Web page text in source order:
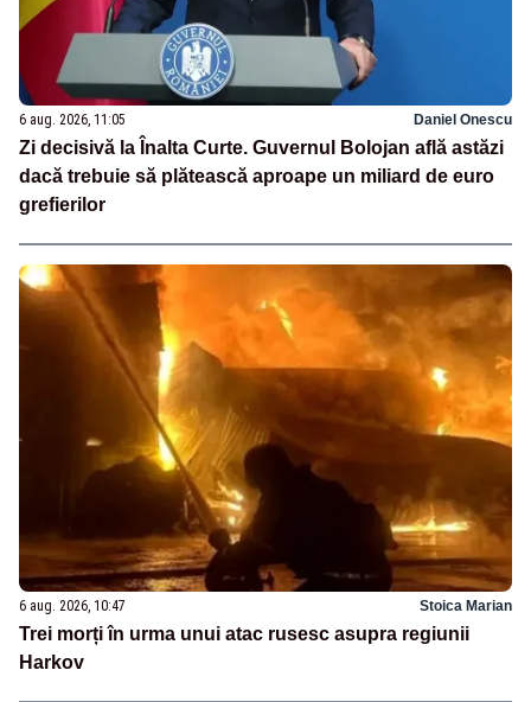
6 aug. 2026, 11:05 Daniel Onescu
Zi decisivă la Înalta Curte. Guvernul Bolojan află astăzi
dacă trebuie să plătească aproape un miliard de euro
grefierilor
6 aug. 2026, 10:47 Stoica Marian
Trei morți în urma unui atac rusesc asupra regiunii
Harkov